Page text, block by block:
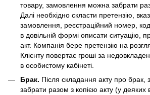
товару, замовлення можна забрати
Далі необхідно скласти претензію,
замовлення, реєстраційний номер, код
в довільній формі описати ситуацію,
акт. Компанія бере претензію на
Клієнту повертає гроші за
в особистому кабінеті.
Брак. Після складання акту про
забрати разом з копією акту (у деяких